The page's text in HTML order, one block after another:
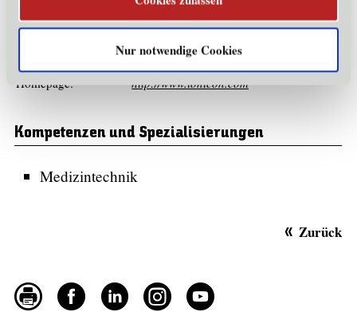
Nur notwendige Cookies
Ort:
Land:
Österreich
+435122148000
E-Mail:
Homepage:
http://www.ionicon.com
Kompetenzen und Spezialisierungen
Medizintechnik
Zurück